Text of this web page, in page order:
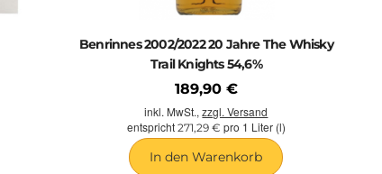
Benrinnes 2002/2022 20 Jahre The Whisky
Trail Knights 54,6%
189,90 €
inkl. MwSt.,zzgl. Versand
entspricht 271,29 € pro 1 Liter (l)
In den Warenkorb